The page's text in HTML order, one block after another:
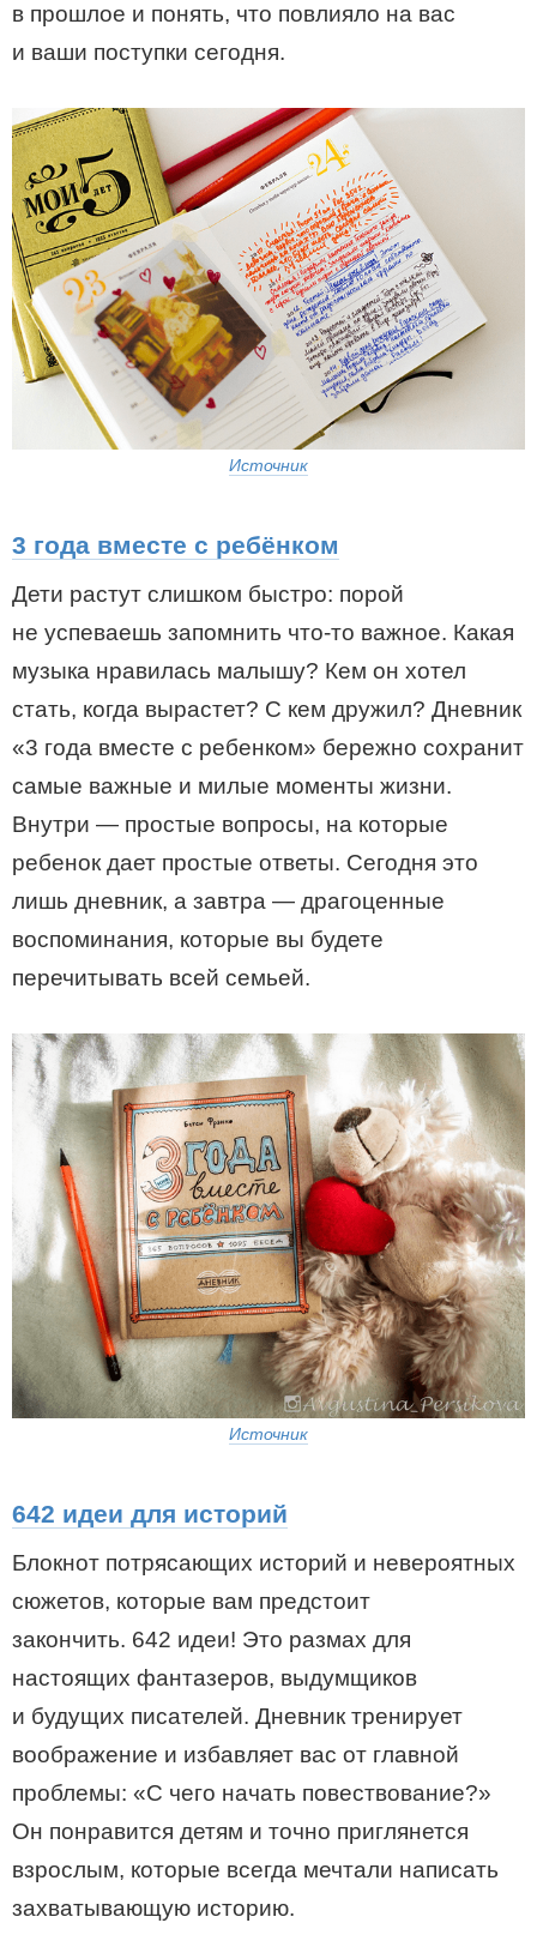
в прошлое и понять, что повлияло на вас
и ваши поступки сегодня.
Источник
3 года вместе с ребёнком
Дети растут слишком быстро: порой
не успеваешь запомнить что-то важное. Какая
музыка нравилась малышу? Кем он хотел
стать, когда вырастет? С кем дружил? Дневник
«3 года вместе с ребенком» бережно сохранит
самые важные и милые моменты жизни.
Внутри — простые вопросы, на которые
ребенок дает простые ответы. Сегодня это
лишь дневник, а завтра — драгоценные
воспоминания, которые вы будете
перечитывать всей семьей.
Источник
642 идеи для историй
Блокнот потрясающих историй и невероятных
сюжетов, которые вам предстоит
закончить. 642 идеи! Это размах для
настоящих фантазеров, выдумщиков
и будущих писателей. Дневник тренирует
воображение и избавляет вас от главной
проблемы: «С чего начать повествование?»
Он понравится детям и точно приглянется
взрослым, которые всегда мечтали написать
захватывающую историю.